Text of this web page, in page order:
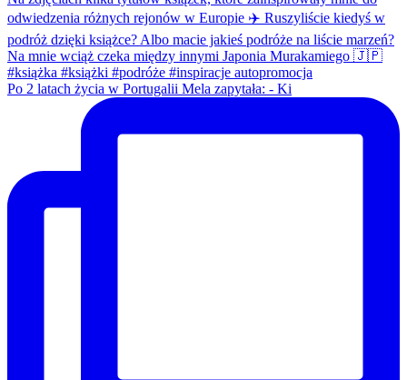
Po 2 latach życia w Portugalii Mela zapytała: - Ki